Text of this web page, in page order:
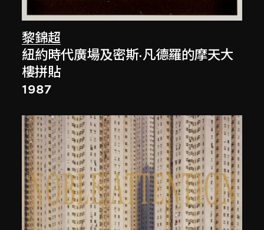
黎錦超
紐約時代廣場及密斯·凡德羅的摩天大
樓拼貼
1987